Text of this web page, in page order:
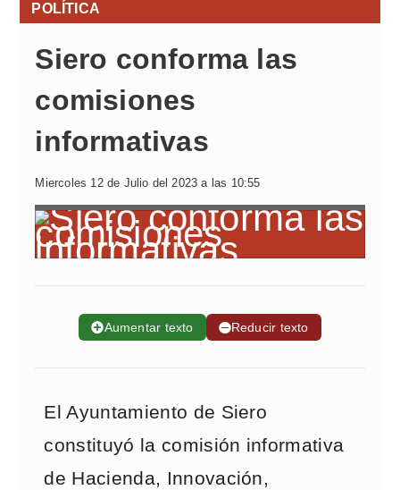
POLÍTICA
Siero conforma las
comisiones
informativas
Miercoles 12 de Julio del 2023 a las 10:55
➕Aumentar texto ➖Reducir texto
El Ayuntamiento de Siero
constituyó la comisión informativa
de Hacienda, Innovación,